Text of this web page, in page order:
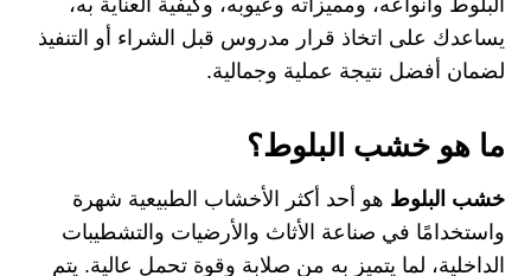
البلوط وأنواعه، ومميزاته وعيوبه، وكيفية العناية به،
يساعدك على اتخاذ قرار مدروس قبل الشراء أو التنفيذ
لضمان أفضل نتيجة عملية وجمالية.
ما هو خشب البلوط؟
خشب البلوط هو أحد أكثر الأخشاب الطبيعية شهرة
واستخدامًا في صناعة الأثاث والأرضيات والتشطيبات
الداخلية، لما يتميز به من صلابة وقوة تحمل عالية. يتم